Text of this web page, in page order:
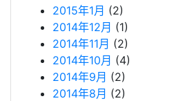
2015年1月 (2)
2014年12月 (1)
2014年11月 (2)
2014年10月 (4)
2014年9月 (2)
2014年8月 (2)